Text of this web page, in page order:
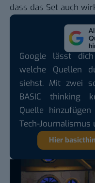
dass das Set auch
Google lässt
welche Quellen
siehst. Mit zwei
BASIC thinking
Quelle
Tech-Journalismus
Hier